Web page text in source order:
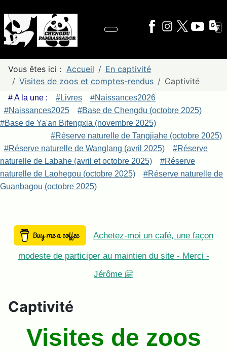
Vous êtes ici : Accueil
En captivité
Visites de zoos et comptes-rendus
Captivité
# A la une : #Livres
#Naissances2026
#Naissances2025
#Base de Chengdu (octobre 2025)
#Base de Ya'an Bifengxia (novembre 2025)
#Réserve naturelle de Tangjiahe (octobre 2025)
#Réserve naturelle de Wanglang (avril 2025)
#Réserve
naturelle de Labahe (avril et octobre 2025)
#Réserve
naturelle de Laohegou (octobre 2025)
#Réserve naturelle de
Guanbagou (octobre 2025)
Achetez-moi un café, une façon
modeste de participer au maintien du site - Merci -
Jérôme 🤗
Captivité
Visites de zoos